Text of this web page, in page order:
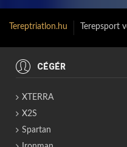
Tereptriatlon.hu Terepsport
CÉGÉR
XTERRA
X2S
Spartan